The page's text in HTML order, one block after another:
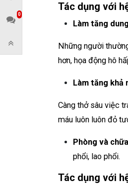
Tác dụng với
Làm tăng
Những người
hơn, họa động hô
Làm tăng khả
Càng thở sâu việc
máu luôn luôn đỏ
Phòng và
phổi, lao phổi.
Tác dụng với
0